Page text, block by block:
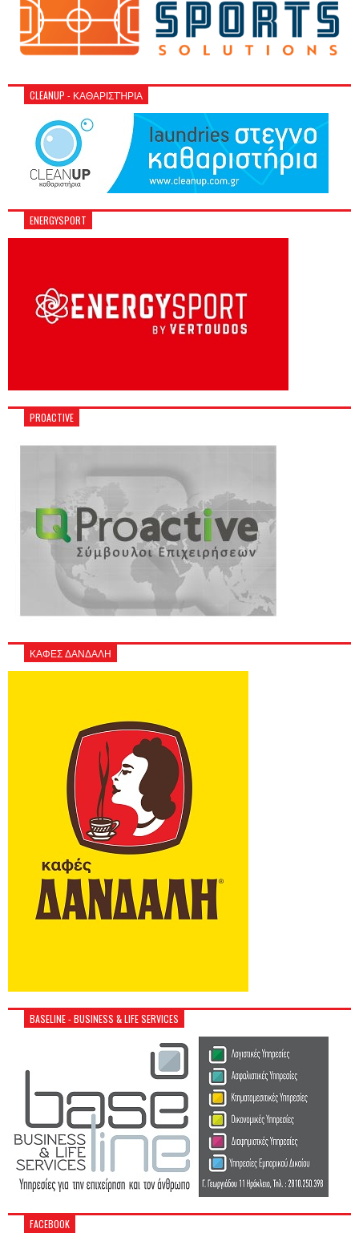
CLEANUP - ΚΑΘΑΡΙΣΤΉΡΙΑ
ENERGYSPORT
PROACTIVE
ΚΑΦΕΣ ΔΑΝΔΑΛΗ
BASELINE - BUSINESS & LIFE SERVICES
FACEBOOK